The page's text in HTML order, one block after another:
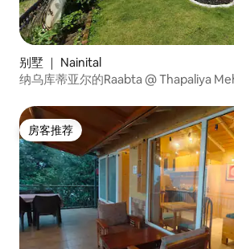
别墅 ｜ Nainital
纳乌库蒂亚尔的Raabta @ Thapaliya
房客推荐
房客推荐